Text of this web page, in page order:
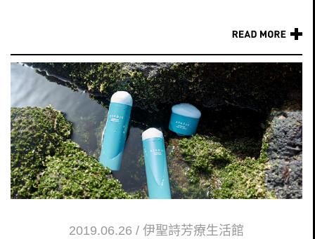
2019.06.26 / 伊聖詩芳療生活館